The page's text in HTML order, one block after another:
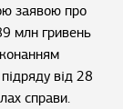
заявою про
млн гривень
від 28
справи.